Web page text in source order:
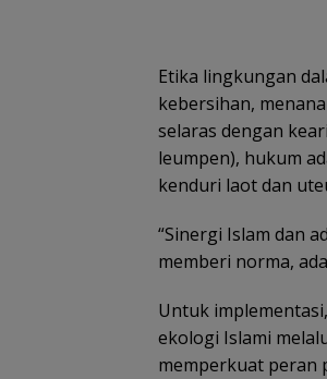
Etika lingkungan
kebersihan,
selaras dengan
leumpen), hukum
kenduri laot dan
“Sinergi Islam dan
memberi norma,
Untuk
ekologi Islami
memperkuat peran